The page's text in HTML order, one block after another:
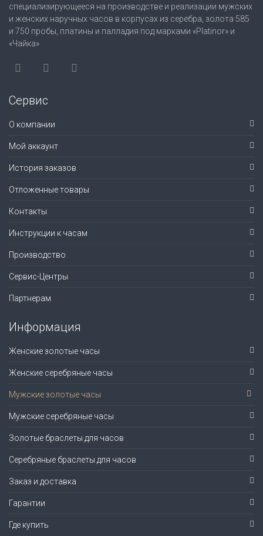
специализирующееся на производстве и реализации мужских
и женских наручных часов в корпусах из серебра, золота 585
и 750 пробы, платины и палладия под марками «Platinor» и
«Чайка»
Сервис
О компании
Мой аккаунт
История заказов
Отложенные товары
Контакты
Инструкции к часам
Производство
Сервис-Центры
Партнерам
Информация
Женские золотые часы
Женские серебряные часы
Мужские золотые часы
Мужские серебряные часы
Золотые браслеты для часов
Серебряные браслеты для часов
Заказ и доставка
Гарантии
Где купить